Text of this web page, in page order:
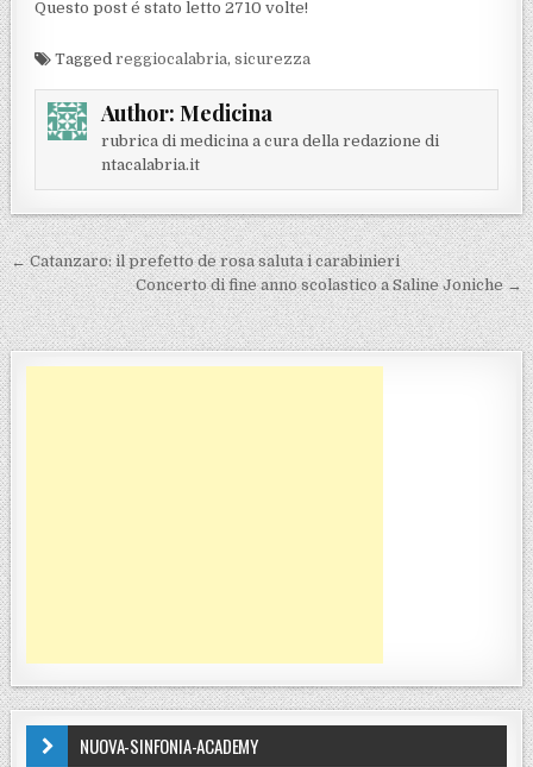
Questo post é stato letto 2710 volte!
Taggedreggiocalabria,sicurezza
Author: Medicina
rubrica di medicina a cura della redazione di
ntacalabria.it
Navigazione articoli
← Catanzaro: il prefetto de rosa saluta i carabinieri
Concerto di fine anno scolastico a Saline Joniche →
NUOVA-SINFONIA-ACADEMY